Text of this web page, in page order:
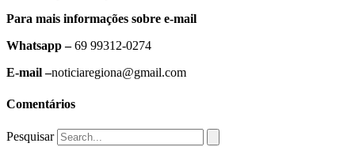
Para mais informações sobre e-mail
Whatsapp –69 99312-0274
E-mail –noticiaregiona@gmail.com
Comentários
Pesquisar